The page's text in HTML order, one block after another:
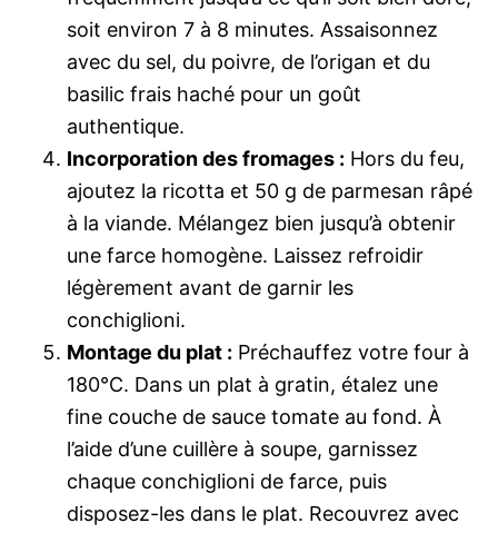
soit environ 7 à 8 minutes. Assaisonnez
avec du sel, du poivre, de l’origan et du
basilic frais haché pour un goût
authentique.
Incorporation des fromages : Hors du feu,
ajoutez la ricotta et 50 g de parmesan râpé
à la viande. Mélangez bien jusqu’à obtenir
une farce homogène. Laissez refroidir
légèrement avant de garnir les
conchiglioni.
Montage du plat : Préchauffez votre four à
180°C. Dans un plat à gratin, étalez une
fine couche de sauce tomate au fond. À
l’aide d’une cuillère à soupe, garnissez
chaque conchiglioni de farce, puis
disposez-les dans le plat. Recouvrez avec